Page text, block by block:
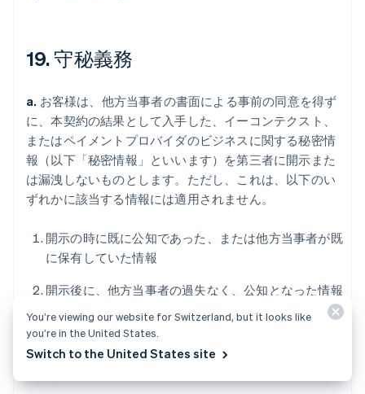
19. 守秘義務
a. お客様は、他方当事者の書面による事前の同意を得ず
に、本契約の結果として入手した、イーコンテクスト、
またはペイメントプロバイダのビジネスに関する秘密情
報（以下「秘密情報」といいます）を第三者に開示また
は漏洩しないものとします。ただし、これは、以下のい
ずれかに該当する情報には適用されません。
開示の時に既に公知であった、または他方当事者が既
に保有していた情報
開示後に、他方当事者の過失なく、公知となった情報
正当な権限を有する第三者から適法に入手した情報
守秘義務を課すことなく、開示者が第三者に開示した
You’re viewing our website for Switzerland, but it looks like
you’re in the United States.
Switch to the United States site